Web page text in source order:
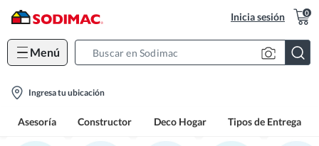
Inicia sesión 0
Menú
location-
Ingresa tu ubicación
Asesoría Constructor Deco Hogar Tipos de Entrega